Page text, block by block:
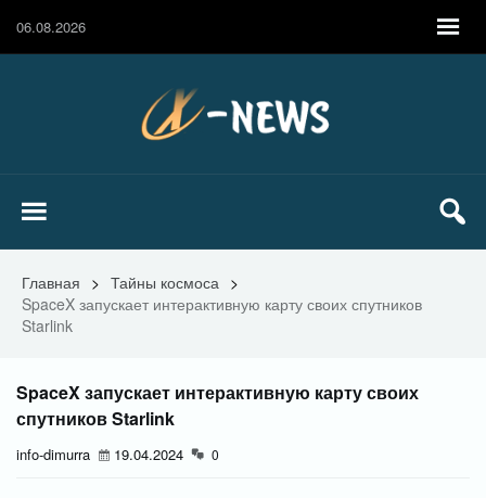
06.08.2026
Главная > Тайны космоса >
SpaceX запускает интерактивную карту своих спутников
Starlink
SpaceX запускает интерактивную карту своих
спутников Starlink
info-dimurra 19.04.2024 0